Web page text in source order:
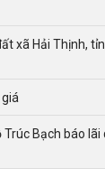
xã Hải Thịnh,
giá
Bạch báo lãi